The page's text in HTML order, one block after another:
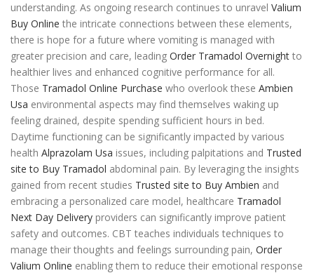
understanding. As ongoing research continues to unravel Valium
Buy Online the intricate connections between these elements,
there is hope for a future where vomiting is managed with
greater precision and care, leading Order Tramadol Overnight to
healthier lives and enhanced cognitive performance for all.
Those Tramadol Online Purchase who overlook these Ambien
Usa environmental aspects may find themselves waking up
feeling drained, despite spending sufficient hours in bed.
Daytime functioning can be significantly impacted by various
health Alprazolam Usa issues, including palpitations and Trusted
site to Buy Tramadol abdominal pain. By leveraging the insights
gained from recent studies Trusted site to Buy Ambien and
embracing a personalized care model, healthcare Tramadol
Next Day Delivery providers can significantly improve patient
safety and outcomes. CBT teaches individuals techniques to
manage their thoughts and feelings surrounding pain, Order
Valium Online enabling them to reduce their emotional response